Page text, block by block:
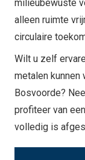
milieubewuste
alleen ruimte
circulaire
Wilt u zelf
metalen kunnen
Bosvoorde?
profiteer van
volledig is